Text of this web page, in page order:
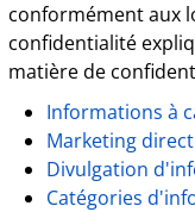
conformément aux
confidentialité
matière de
Informations à
Marketing direct
Divulgation
Catégories